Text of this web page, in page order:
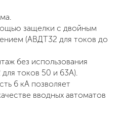
защелки с двойным
(АВДТ32 для токов до
без использования
для токов 50 и 63A).
6 кА позволяет
вводных автоматов